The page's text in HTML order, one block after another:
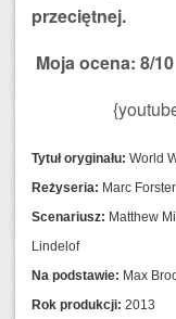
przeciętnej.
Moja ocena: 8/10
Tytuł oryginału: World
Reżyseria: Marc Forster
Scenariusz: Matthew
Lindelof
Na podstawie: Max
Rok produkcji: 2013